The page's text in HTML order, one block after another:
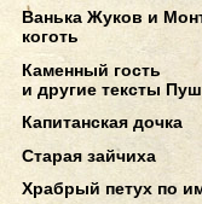
Ванька Жуков и
коготь
Каменный гость
и другие тексты
Капитанская дочка
Старая зайчиха
Храбрый петух по